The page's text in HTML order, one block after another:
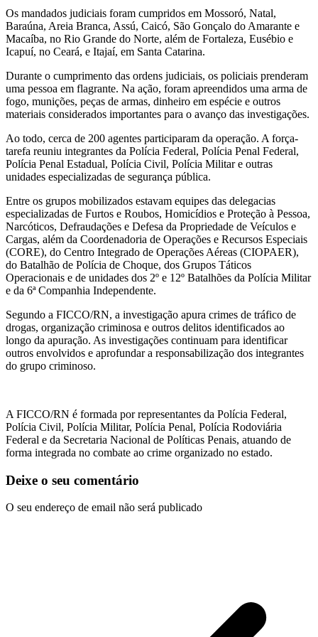
Os mandados judiciais foram cumpridos em Mossoró, Natal,
Baraúna, Areia Branca, Assú, Caicó, São Gonçalo do Amarante e
Macaíba, no Rio Grande do Norte, além de Fortaleza, Eusébio e
Icapuí, no Ceará, e Itajaí, em Santa Catarina.
Durante o cumprimento das ordens judiciais, os policiais prenderam
uma pessoa em flagrante. Na ação, foram apreendidos uma arma de
fogo, munições, peças de armas, dinheiro em espécie e outros
materiais considerados importantes para o avanço das investigações.
Ao todo, cerca de 200 agentes participaram da operação. A força-
tarefa reuniu integrantes da Polícia Federal, Polícia Penal Federal,
Polícia Penal Estadual, Polícia Civil, Polícia Militar e outras
unidades especializadas de segurança pública.
Entre os grupos mobilizados estavam equipes das delegacias
especializadas de Furtos e Roubos, Homicídios e Proteção à Pessoa,
Narcóticos, Defraudações e Defesa da Propriedade de Veículos e
Cargas, além da Coordenadoria de Operações e Recursos Especiais
(CORE), do Centro Integrado de Operações Aéreas (CIOPAER),
do Batalhão de Polícia de Choque, dos Grupos Táticos
Operacionais e de unidades dos 2º e 12º Batalhões da Polícia Militar
e da 6ª Companhia Independente.
Segundo a FICCO/RN, a investigação apura crimes de tráfico de
drogas, organização criminosa e outros delitos identificados ao
longo da apuração. As investigações continuam para identificar
outros envolvidos e aprofundar a responsabilização dos integrantes
do grupo criminoso.
A FICCO/RN é formada por representantes da Polícia Federal,
Polícia Civil, Polícia Militar, Polícia Penal, Polícia Rodoviária
Federal e da Secretaria Nacional de Políticas Penais, atuando de
forma integrada no combate ao crime organizado no estado.
Deixe o seu comentário
O seu endereço de email não será publicado